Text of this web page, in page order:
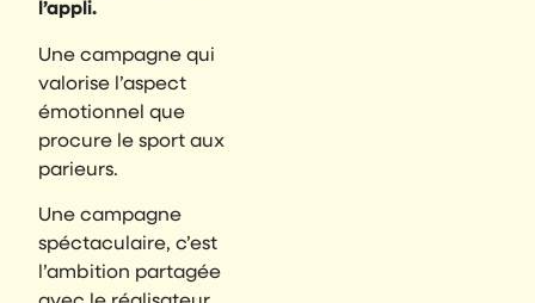
l’appli.
Une campagne qui
valorise l’aspect
émotionnel que
procure le sport aux
parieurs.
Une campagne
spéctaculaire, c’est
l’ambition partagée